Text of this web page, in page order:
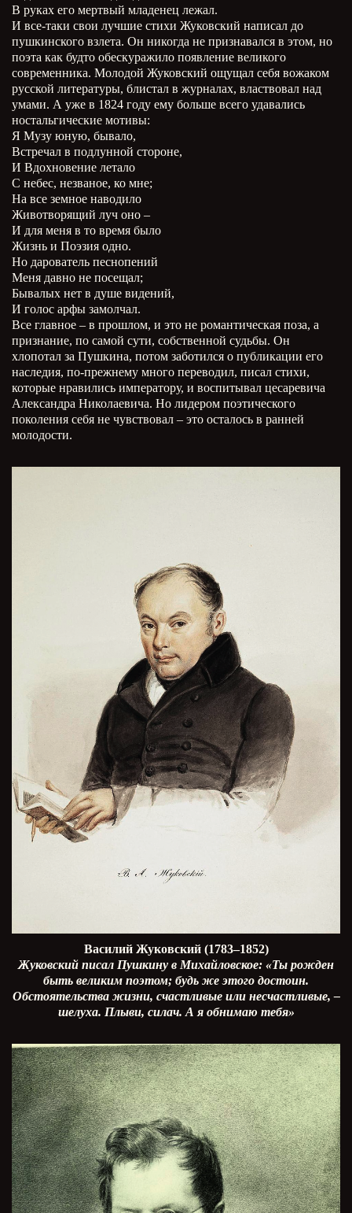
В руках его мертвый младенец лежал.
И все-таки свои лучшие стихи Жуковский написал до
пушкинского взлета. Он никогда не признавался в этом, но
поэта как будто обескуражило появление великого
современника. Молодой Жуковский ощущал себя вожаком
русской литературы, блистал в журналах, властвовал над
умами. А уже в 1824 году ему больше всего удавались
ностальгические мотивы:
Я Музу юную, бывало,
Встречал в подлунной стороне,
И Вдохновение летало
С небес, незваное, ко мне;
На все земное наводило
Животворящий луч оно –
И для меня в то время было
Жизнь и Поэзия одно.
Но дарователь песнопений
Меня давно не посещал;
Бывалых нет в душе видений,
И голос арфы замолчал.
Все главное – в прошлом, и это не романтическая поза, а
признание, по самой сути, собственной судьбы. Он
хлопотал за Пушкина, потом заботился о публикации его
наследия, по-прежнему много переводил, писал стихи,
которые нравились императору, и воспитывал цесаревича
Александра Николаевича. Но лидером поэтического
поколения себя не чувствовал – это осталось в ранней
молодости.
Василий Жуковский (1783–1852)
Жуковский писал Пушкину в Михайловское: «Ты рожден
быть великим поэтом; будь же этого достоин.
Обстоятельства жизни, счастливые или несчастливые, –
шелуха. Плыви, силач. А я обнимаю тебя»